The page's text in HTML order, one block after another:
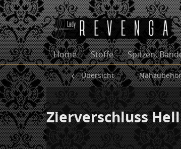
Home Stoffe Spitzen,
Übersicht Nähzubehör
Zierverschluss